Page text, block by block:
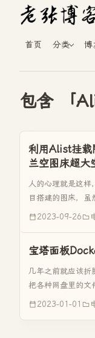
首页 分类 博
包含 「
利用Alist挂载
兰空图床超大
人的心理就是这样
目搭建的图床，虽
前段时间这个图
2023-09-26
宝塔面板
几年之前就应该折
把各种网盘里的文
搞那个只是为了装
2023-01-01